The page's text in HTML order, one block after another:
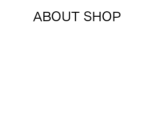
ABOUT SHOP